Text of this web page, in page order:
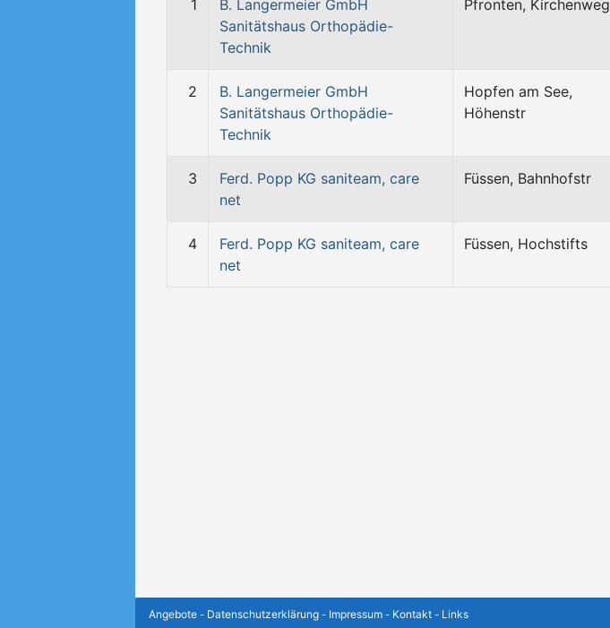
1
B. Langermeier GmbH
Sanitätshaus Orthopädie-
Technik
Pfronten, Kirchenweg
2
B. Langermeier GmbH
Sanitätshaus Orthopädie-
Technik
Hopfen am See,
Höhenstr
3
Ferd. Popp KG saniteam, care
net
Füssen, Bahnhofstr
4
Ferd. Popp KG saniteam, care
net
Füssen, Hochstifts
Angebote - Datenschutzerklärung - Impressum - Kontakt - Links